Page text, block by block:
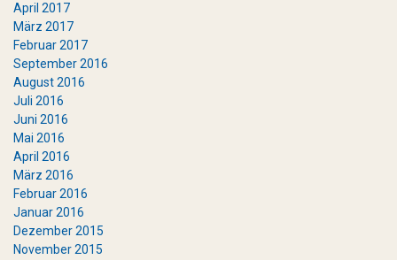
April 2017
März 2017
Februar 2017
September 2016
August 2016
Juli 2016
Juni 2016
Mai 2016
April 2016
März 2016
Februar 2016
Januar 2016
Dezember 2015
November 2015